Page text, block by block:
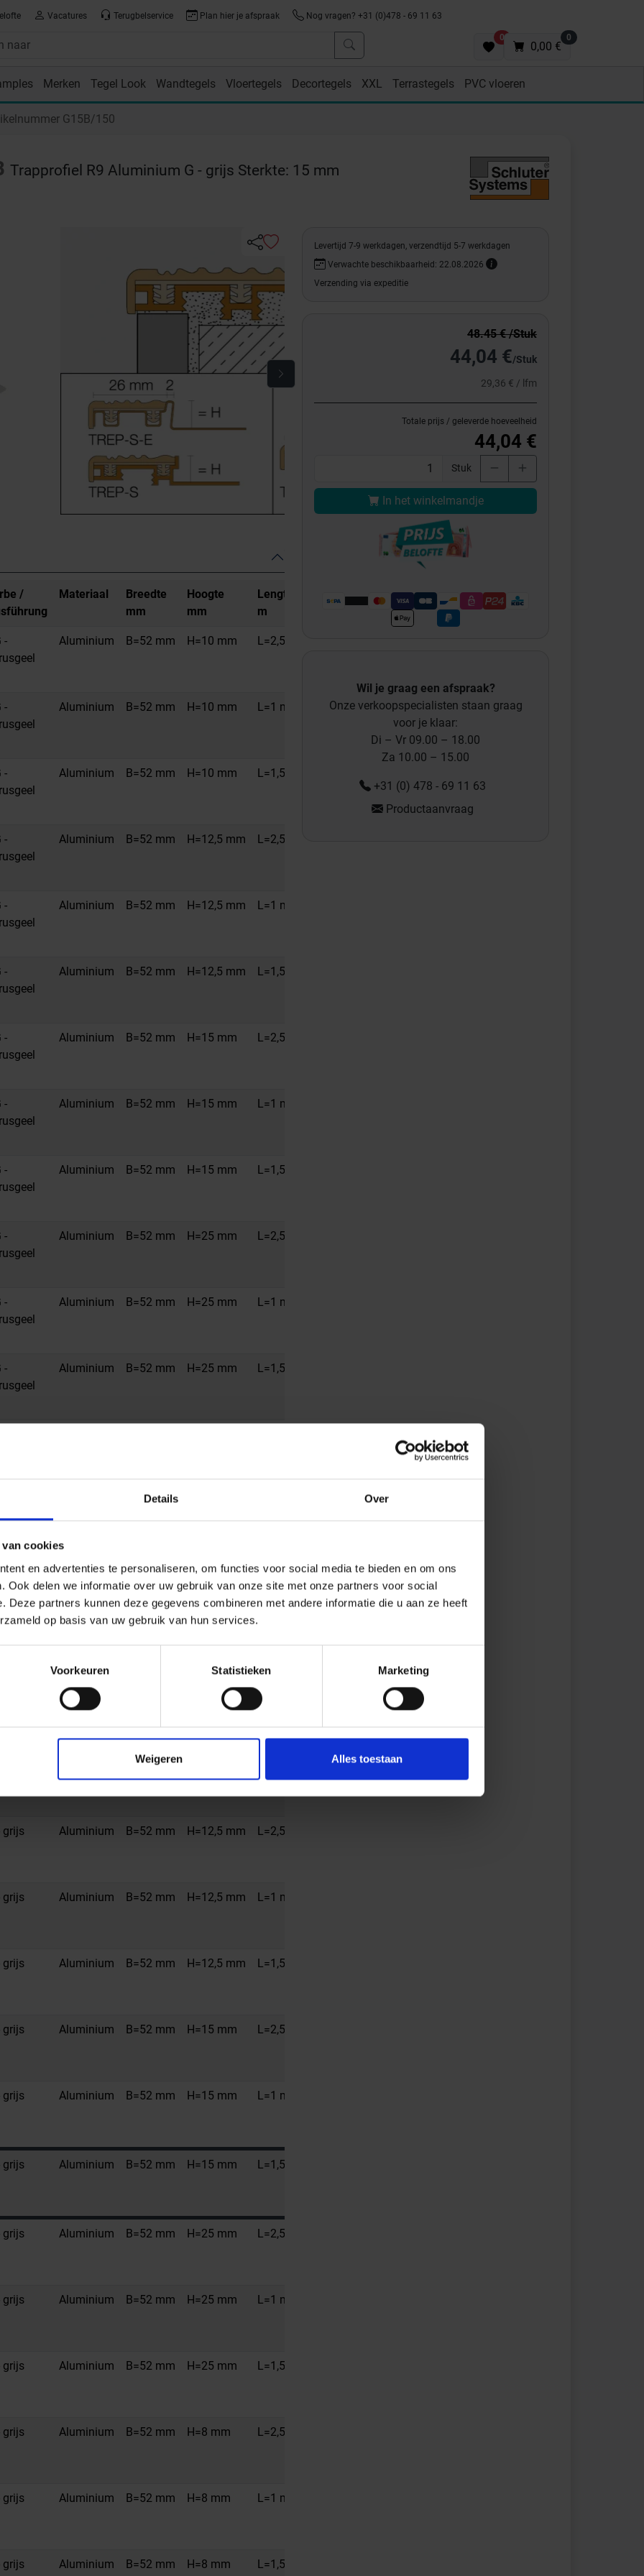
Details Over
van cookies
en advertenties te personaliseren, om functies voor social media te bieden en om ons
Ook delen we informatie over uw gebruik van onze site met onze partners voor social
Deze partners kunnen deze gegevens combineren met andere informatie die u aan ze heeft
op basis van uw gebruik van hun services.
Voorkeuren Statistieken Marketing
Weigeren Alles toestaan
Vacatures Terugbelservice Plan hier je afspraak Nog vragen? +31 (0)478 - 69 11 63
0 0
0,00 €
Merken Tegel Look Wandtegels Vloertegels Decortegels XXL Terrastegels PVC vloeren
G15B/150
Trapprofiel R9 Aluminium G - grijs Sterkte: 15 mm
/
Materiaal
Breedte
mm
Hoogte
mm
Lengte
m
-
Aluminium B=52 mm H=10 mm L=2,5 m
-
Aluminium B=52 mm H=10 mm L=1 m
-
Aluminium B=52 mm H=10 mm L=1,5 m
-
Aluminium B=52 mm H=12,5 mm L=2,5 m
-
Aluminium B=52 mm H=12,5 mm L=1 m
-
Aluminium B=52 mm H=12,5 mm L=1,5 m
-
Aluminium B=52 mm H=15 mm L=2,5 m
-
Aluminium B=52 mm H=15 mm L=1 m
-
Aluminium B=52 mm H=15 mm L=1,5 m
-
Aluminium B=52 mm H=25 mm L=2,5 m
-
Aluminium B=52 mm H=25 mm L=1 m
-
Aluminium B=52 mm H=25 mm L=1,5 m
B=52 mm
-
Aluminium B=52 mm H=8 mm L=1,5 m
Aluminium H=10 mm L=1 m
B=52 mm
grijs Aluminium B=52 mm H=12,5 mm L=2,5 m
grijs Aluminium B=52 mm H=12,5 mm L=1 m
grijs Aluminium B=52 mm H=12,5 mm L=1,5 m
grijs Aluminium B=52 mm H=15 mm L=2,5 m
grijs Aluminium B=52 mm H=15 mm L=1 m
grijs Aluminium B=52 mm H=15 mm L=1,5 m
grijs Aluminium B=52 mm H=25 mm L=2,5 m
grijs Aluminium B=52 mm H=25 mm L=1 m
grijs Aluminium B=52 mm H=25 mm L=1,5 m
grijs Aluminium B=52 mm H=8 mm L=2,5 m
grijs Aluminium B=52 mm H=8 mm L=1 m
grijs Aluminium B=52 mm H=8 mm L=1,5 m
Levertijd 7-9 werkdagen, verzendtijd 5-7 werkdagen
Verwachte beschikbaarheid: 22.08.2026
Verzending via expeditie
48.45 € /Stuk
44,04 €/Stuk
29,36 € / lfm
Totale prijs / geleverde hoeveelheid
44,04 €
Stuk
In het winkelmandje
Wil je graag een afspraak?
Onze verkoopspecialisten staan graag
voor je klaar:
Di – Vr 09.00 – 18.00
Za 10.00 – 15.00
+31 (0) 478 - 69 11 63
Productaanvraag